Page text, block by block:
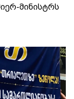
მინისტრს